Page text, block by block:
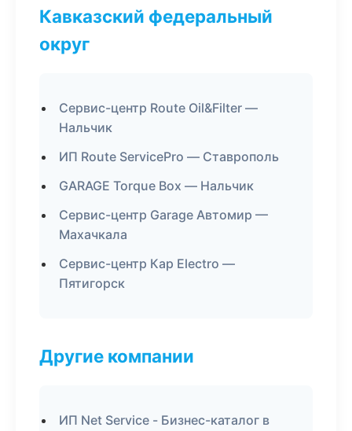
Кавказский федеральный
округ
Сервис-центр Route Oil&Filter —
Нальчик
ИП Route ServicePro — Ставрополь
GARAGE Torque Box — Нальчик
Сервис-центр Garage Автомир —
Махачкала
Сервис-центр Кар Electro —
Пятигорск
Другие компании
ИП Net Service - Бизнес-каталог в